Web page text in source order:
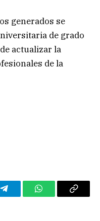
generados se
de grado
actualizar la
de la
TelegramWhatsAppCopy